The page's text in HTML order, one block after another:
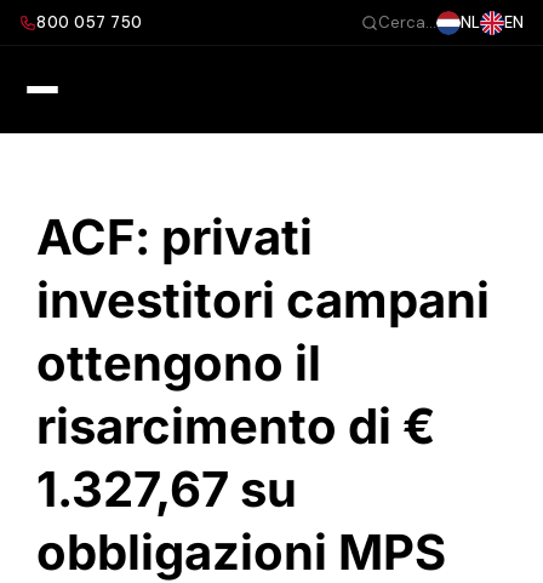
Salta800 057 750 Cerca... NL EN
ACF: privati
investitori campani
ottengono il
risarcimento di €
1.327,67 su
obbligazioni MPS